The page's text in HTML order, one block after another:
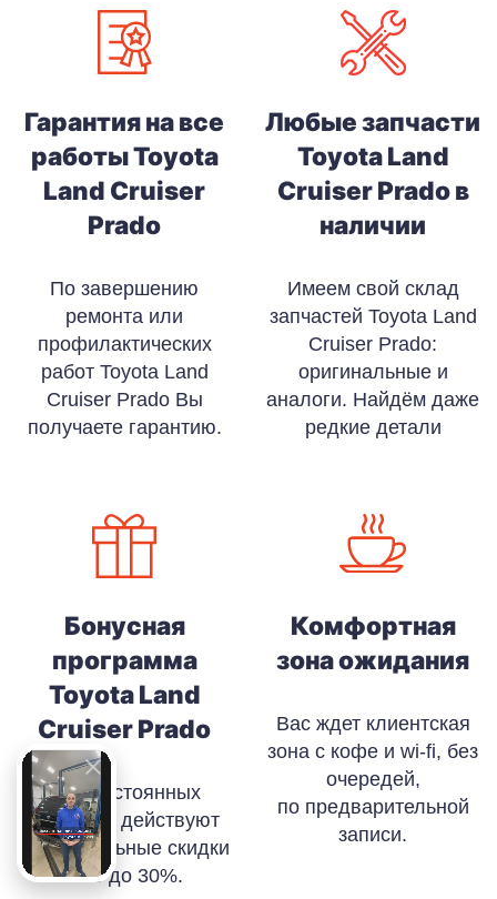
Гарантия на все
работы Toyota
Land Cruiser
Prado
По завершению
ремонта или
профилактических
работ Toyota Land
Cruiser Prado Вы
получаете гарантию.
Бонусная
программа
Toyota Land
Cruiser Prado
Для постоянных
клиентов действуют
накопительные скидки
от 5 до 30%.
Любые запчасти
Toyota Land
Cruiser Prado в
наличии
Имеем свой склад
запчастей Toyota Land
Cruiser Prado:
оригинальные и
аналоги. Найдём даже
редкие детали
Комфортная
зона ожидания
Вас ждет клиентская
зона с кофе и wi-fi, без
очередей,
по предварительной
записи.